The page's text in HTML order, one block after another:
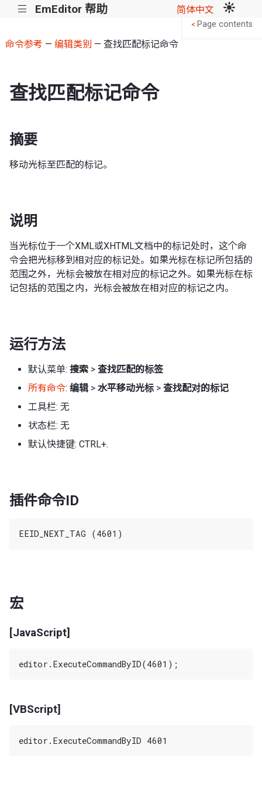
||| EmEditor 帮助 简体中文
命令参考 — 编辑类别 — 查找匹配标记命令
查找匹配标记命令
摘要
移动光标至匹配的标记。
说明
当光标位于一个XML或XHTML文档中的标记处时，这个命
令会把光标移到相对应的标记处。如果光标在标记所包括的
范围之外，光标会被放在相对应的标记之外。如果光标在标
记包括的范围之内，光标会被放在相对应的标记之内。
运行方法
默认菜单: 搜索 > 查找匹配的标签
所有命令: 编辑 > 水平移动光标 > 查找配对的标记
工具栏: 无
状态栏: 无
默认快捷键: CTRL+.
插件命令ID
宏
[JavaScript]
[VBScript]
< Page contents